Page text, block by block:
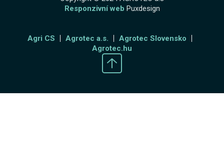
Responzivní web Puxdesign
Agri CS Agrotec a.s.
Agrotec Slovensko
Agrotec.hu